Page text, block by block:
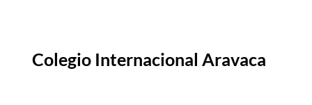
Colegio Internacional Aravaca